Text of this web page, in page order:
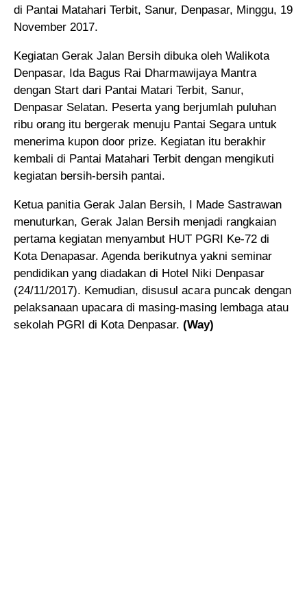
di Pantai Matahari Terbit, Sanur, Denpasar, Minggu, 19
November 2017.
Kegiatan Gerak Jalan Bersih dibuka oleh Walikota
Denpasar, Ida Bagus Rai Dharmawijaya Mantra
dengan Start dari Pantai Matari Terbit, Sanur,
Denpasar Selatan. Peserta yang berjumlah puluhan
ribu orang itu bergerak menuju Pantai Segara untuk
menerima kupon door prize. Kegiatan itu berakhir
kembali di Pantai Matahari Terbit dengan mengikuti
kegiatan bersih-bersih pantai.
Ketua panitia Gerak Jalan Bersih, I Made Sastrawan
menuturkan, Gerak Jalan Bersih menjadi rangkaian
pertama kegiatan menyambut HUT PGRI Ke-72 di
Kota Denapasar. Agenda berikutnya yakni seminar
pendidikan yang diadakan di Hotel Niki Denpasar
(24/11/2017). Kemudian, disusul acara puncak dengan
pelaksanaan upacara di masing-masing lembaga atau
sekolah PGRI di Kota Denpasar. (Way)